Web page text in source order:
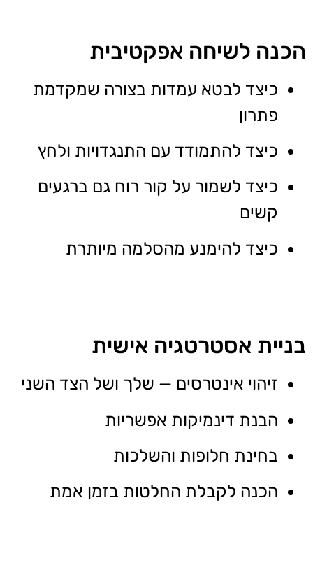
הכנה לשיחה אפקטיבית
כיצד לבטא עמדות בצורה שמקדמת
פתרון
כיצד להתמודד עם התנגדויות ולחץ
כיצד לשמור על קור רוח גם ברגעים
קשים
כיצד להימנע מהסלמה מיותרת
בניית אסטרטגיה אישית
זיהוי אינטרסים — שלך ושל הצד השני
הבנת דינמיקות אפשריות
בחינת חלופות והשלכות
הכנה לקבלת החלטות בזמן אמת